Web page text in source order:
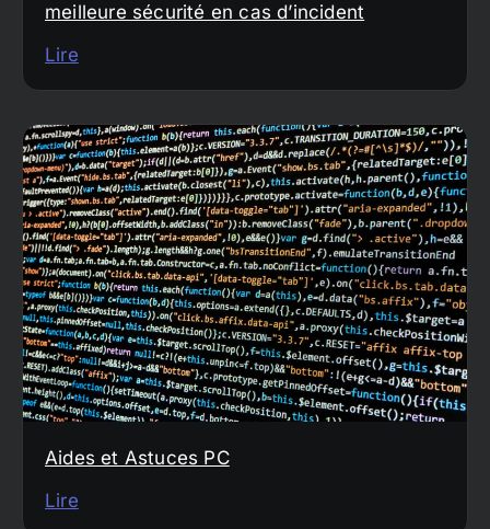
meilleure sécurité en cas d’incident
Lire
Aides et Astuces PC
Lire